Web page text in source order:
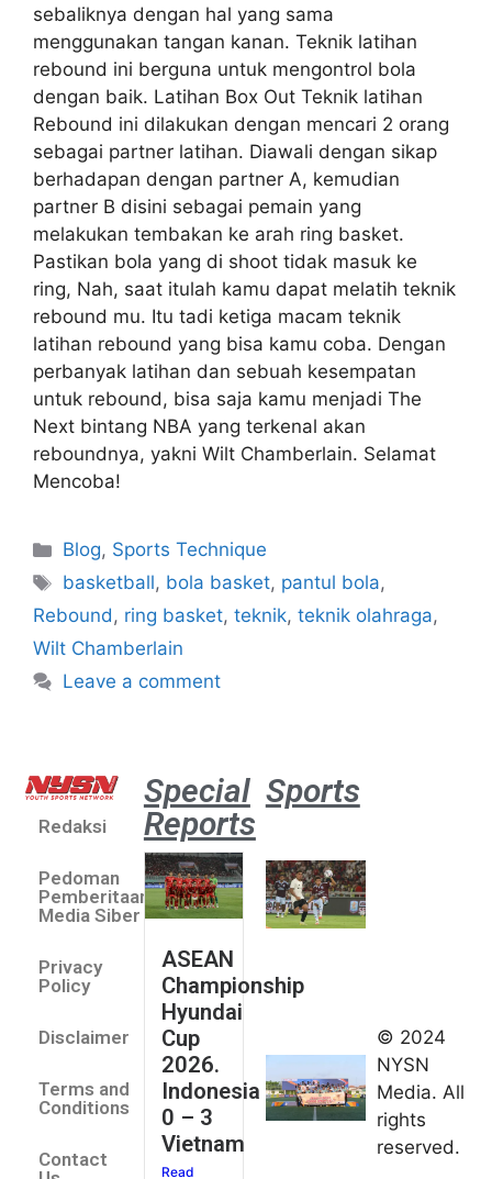
sebaliknya dengan hal yang sama
menggunakan tangan kanan. Teknik latihan
rebound ini berguna untuk mengontrol bola
dengan baik. Latihan Box Out Teknik latihan
Rebound ini dilakukan dengan mencari 2 orang
sebagai partner latihan. Diawali dengan sikap
berhadapan dengan partner A, kemudian
partner B disini sebagai pemain yang
melakukan tembakan ke arah ring basket.
Pastikan bola yang di shoot tidak masuk ke
ring, Nah, saat itulah kamu dapat melatih teknik
rebound mu. Itu tadi ketiga macam teknik
latihan rebound yang bisa kamu coba. Dengan
perbanyak latihan dan sebuah kesempatan
untuk rebound, bisa saja kamu menjadi The
Next bintang NBA yang terkenal akan
reboundnya, yakni Wilt Chamberlain. Selamat
Mencoba!
Blog, Sports Technique
basketball, bola basket, pantul bola,
Rebound, ring basket, teknik, teknik olahraga,
Wilt Chamberlain
Leave a comment
Redaksi
Pedoman
Pemberitaan
Media Siber
Privacy
Policy
Disclaimer
Terms and
Conditions
Contact
Special
Reports
ASEAN
Championship
Hyundai
Cup
2026.
Indonesia
0 – 3
Vietnam
Read
Sports
umum
Kejurnas
Panahan
Junior di
Kudus
© 2024
NYSN
Media. All
rights
reserved.